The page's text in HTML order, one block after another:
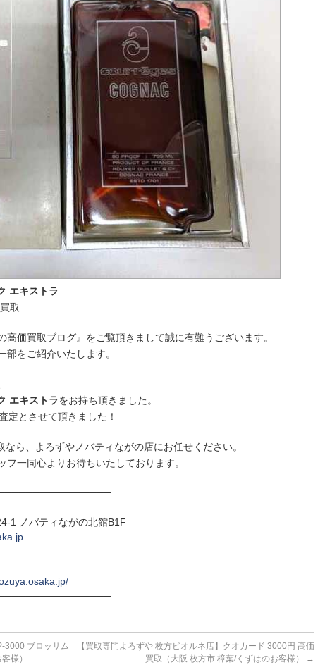
エキストラ
取
価買取ブログ』をご覧頂きまして誠に有難うございます。
をご紹介いたします。
エキストラをお持ち頂きました。
定とさせて頂きました！
ら、よろずやノバティながの店にお任せください。
一同心よりお待ちいたしております。
1 ノバティながの北館B1F
3000 ブロッサム
様）
【買取専門よろずや 枚方ビオルネ店】クオカード 3000円 高価
買取（大阪 枚方市 樟葉/くずはのお客様）
→